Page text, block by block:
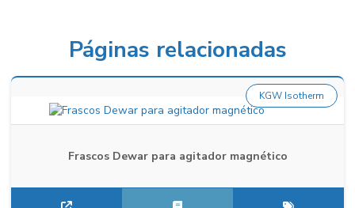
Páginas relacionadas
Frascos Dewar para agitador magnético
KGW Isotherm